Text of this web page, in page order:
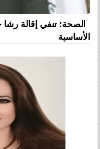
الصحة: تنفي إقالة
الأساسية